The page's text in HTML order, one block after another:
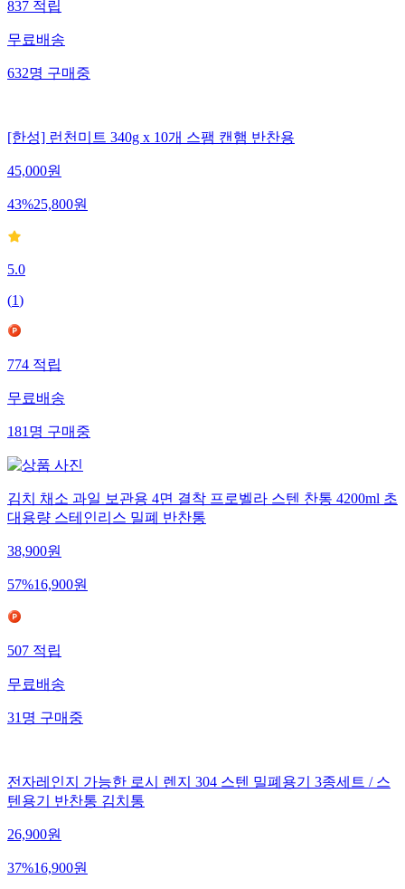
837적립
무료배송
632명구매중
[한성] 런천미트 340g x 10개 스팸 캔햄 반찬용
45,000원
43%25,800원
5.0
(1)
774적립
무료배송
181명구매중
김치 채소 과일 보관용 4면 결착 프로벨라 스텐 찬통 4200ml 초
대용량 스테인리스 밀폐 반찬통
38,900원
57%16,900원
507적립
무료배송
31명구매중
전자레인지 가능한 로시 렌지 304 스텐 밀폐용기 3종세트 / 스
텐용기 반찬통 김치통
26,900원
37%16,900원